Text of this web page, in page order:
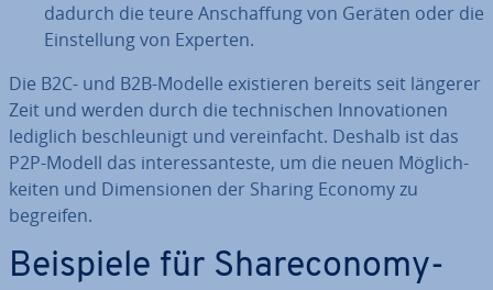
dadurch die teure An­schaf­fung von Geräten oder die
Ein­stel­lung von Experten.
Die B2C- und B2B-Modelle exis­tie­ren bereits seit längerer
Zeit und werden durch die tech­ni­schen In­no­va­tio­nen
lediglich be­schleu­nigt und ver­ein­facht. Deshalb ist das
P2P-Modell das in­ter­es­san­tes­te, um die neuen Mög­lich­
kei­ten und Di­men­sio­nen der Sharing Economy zu
begreifen.
Beispiele für Share­co­no­my-